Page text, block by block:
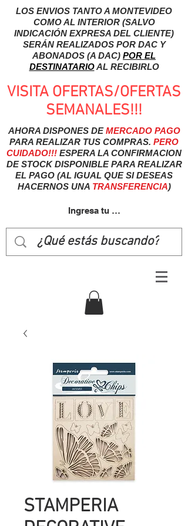
LOS ENVIOS TANTO A MONTEVIDEO
COMO AL INTERIOR (SALVO
INDICACIÓN EXPRESA DEL CLIENTE)
SERÁN REALIZADOS POR DAC Y
ABONADOS (A DAC) POR EL
DESTINATARIOAL RECIBIRLO
VISITA OFERTAS/OFERTAS
SEMANALES!!!
AHORA DISPONES DEMERCADO PAGO
PARA REALIZAR TUS COMPRAS. PERO
CUIDADO!!! ESPERA LA CONFIRMACION
DE STOCK DISPONIBLE PARA REALIZAR
EL PAGO (AL IGUAL QUE SI DESEAS
HACERNOS UNA TRANSFERENCIA)
Ingresa tu usuairo
STAMPERIA